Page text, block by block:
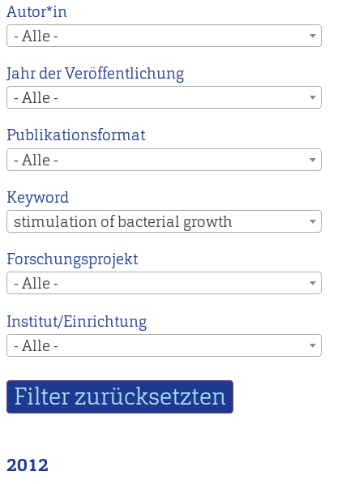
to
our
main
instead.
Autor*in
- Alle -
Jahr der Veröffentlichung
- Alle -
Publikationsformat
- Alle -
Keyword
stimulation of bacterial growth
Forschungsprojekt
- Alle -
Institut/Einrichtung
- Alle -
2012